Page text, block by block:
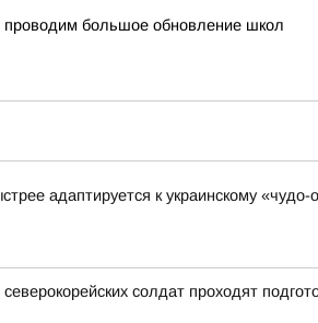
проводим большое обновление школ
адаптируется к украинскому
солдат проходят